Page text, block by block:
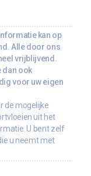
kan op
Alle door ons
vrijblijvend.
dan ook
voor uw eigen
de mogelijke
uit het
U bent zelf
u neemt met